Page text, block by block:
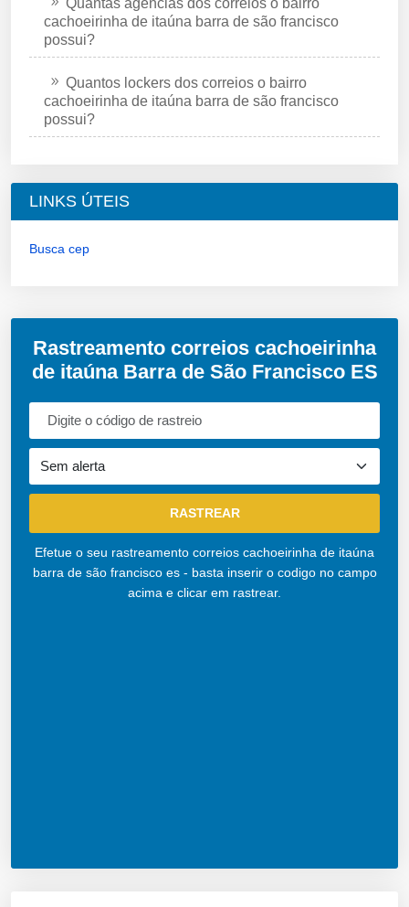
Quantas agências dos correios o bairro
cachoeirinha de itaúna barra de são francisco
possui?
Quantos lockers dos correios o bairro
cachoeirinha de itaúna barra de são francisco
possui?
LINKS ÚTEIS
Busca cep
Rastreamento correios cachoeirinha
de itaúna Barra de São Francisco ES
Efetue o seu rastreamento correios cachoeirinha de itaúna
barra de são francisco es - basta inserir o codigo no campo
acima e clicar em rastrear.